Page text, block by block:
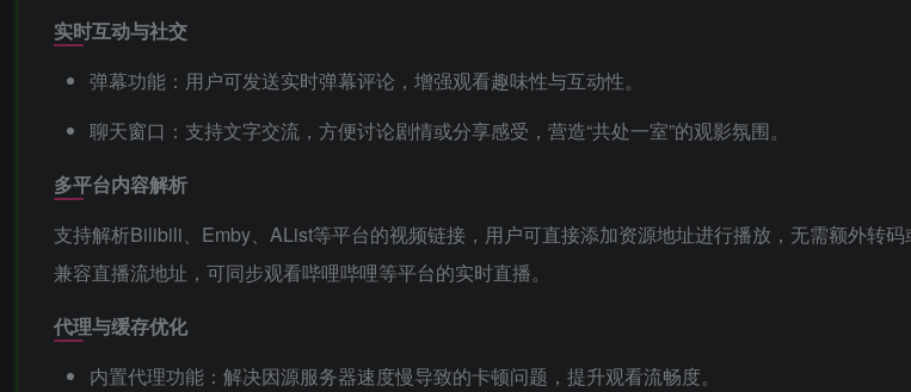
实时互动与社交
弹幕功能：用户可发送实时弹幕评论，增强观看趣味性与互动性。
聊天窗口：支持文字交流，方便讨论剧情或分享感受，营造“共处一室”的观影氛围。
多平台内容解析
支持解析Bilibili、Emby、AList等平台的视频链接，用户可直接添加资源地址进行播放，无需额外转码
兼容直播流地址，可同步观看哔哩哔哩等平台的实时直播。
代理与缓存优化
内置代理功能：解决因源服务器速度慢导致的卡顿问题，提升观看流畅度。